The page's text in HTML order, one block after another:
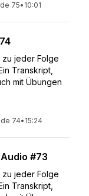
75• 10:01
jeder Folge
Transkript,
mit Übungen
74• 15:24
#73
jeder Folge
Transkript,